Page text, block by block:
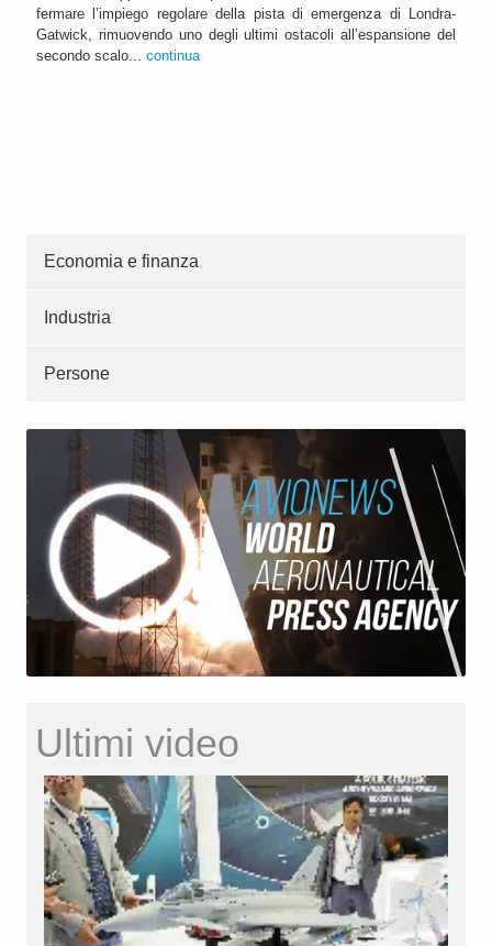
fermare l’impiego regolare della pista di emergenza di Londra-
Gatwick, rimuovendo uno degli ultimi ostacoli all’espansione del
secondo scalo... continua
Economia e finanza
Industria
Persone
Ultimi video